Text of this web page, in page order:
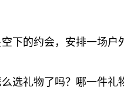
下的约会，安排一场户
选礼物了吗？哪一件礼